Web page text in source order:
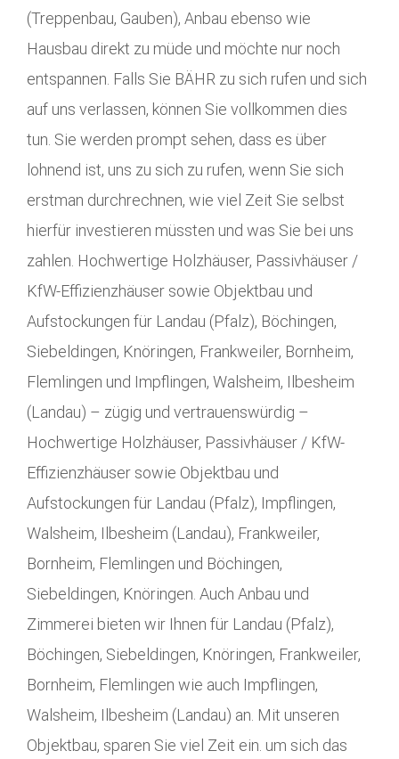
(Treppenbau, Gauben), Anbau ebenso wie
Hausbau direkt zu müde und möchte nur noch
entspannen. Falls Sie BÄHR zu sich rufen und sich
auf uns verlassen, können Sie vollkommen dies
tun. Sie werden prompt sehen, dass es über
lohnend ist, uns zu sich zu rufen, wenn Sie sich
erstman durchrechnen, wie viel Zeit Sie selbst
hierfür investieren müssten und was Sie bei uns
zahlen. Hochwertige Holzhäuser, Passivhäuser /
KfW-Effizienzhäuser sowie Objektbau und
Aufstockungen für Landau (Pfalz), Böchingen,
Siebeldingen, Knöringen, Frankweiler, Bornheim,
Flemlingen und Impflingen, Walsheim, Ilbesheim
(Landau) – zügig und vertrauenswürdig –
Hochwertige Holzhäuser, Passivhäuser / KfW-
Effizienzhäuser sowie Objektbau und
Aufstockungen für Landau (Pfalz), Impflingen,
Walsheim, Ilbesheim (Landau), Frankweiler,
Bornheim, Flemlingen und Böchingen,
Siebeldingen, Knöringen. Auch Anbau und
Zimmerei bieten wir Ihnen für Landau (Pfalz),
Böchingen, Siebeldingen, Knöringen, Frankweiler,
Bornheim, Flemlingen wie auch Impflingen,
Walsheim, Ilbesheim (Landau) an. Mit unseren
Objektbau, sparen Sie viel Zeit ein. um sich das